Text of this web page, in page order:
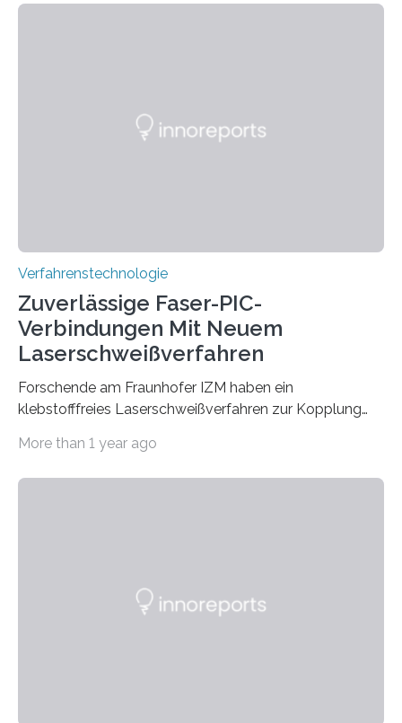
brennen, der Grundstoff für baufertigen Zement. Wenig
Verfahrenstechnologie
Zuverlässige Faser-PIC-
Verbindungen Mit Neuem
Laserschweißverfahren
Forschende am Fraunhofer IZM haben ein
klebstofffreies Laserschweißverfahren zur Kopplung
optischen Glasfasern realisiert, welches auch in
Tieftemperaturumgebung ist unerlässlich zur
More than 1 year ago